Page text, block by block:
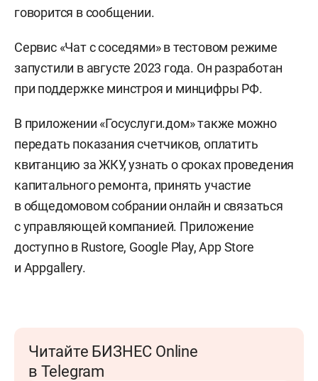
говорится в сообщении.
Сервис «Чат с соседями» в тестовом режиме
запустили в августе 2023 года. Он разработан
при поддержке минстроя и минцифры РФ.
В приложении «Госуслуги.дом» также можно
передать показания счетчиков, оплатить
квитанцию за ЖКУ, узнать о сроках проведения
капитального ремонта, принять участие
в общедомовом собрании онлайн и связаться
с управляющей компанией. Приложение
доступно в Rustore, Google Play, App Store
и Appgallery.
Читайте БИЗНЕС Online
в Telegram